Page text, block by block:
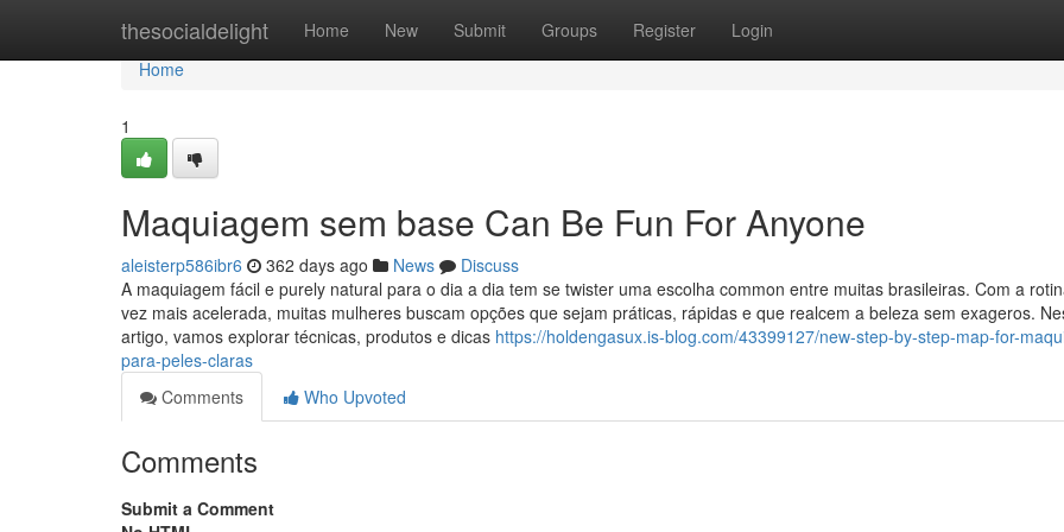
thesocialdelight Home New Submit Groups Register Login
Home
Home
1
Maquiagem sem base Can Be Fun For Anyone
aleisterp586ibr6 362 days ago News
Discuss
A maquiagem fácil e purely natural para o dia a dia tem se twister uma escolha common entre muitas brasileiras. Com a
vez mais acelerada, muitas mulheres buscam opções que sejam práticas, rápidas e que realcem a beleza sem exageros.
artigo, vamos explorar técnicas, produtos e dicas https://holdengasux.is-blog.com/43399127/new-step-by-step-map-for-
para-peles-claras
Comments
Who Upvoted
Comments
Submit a Comment